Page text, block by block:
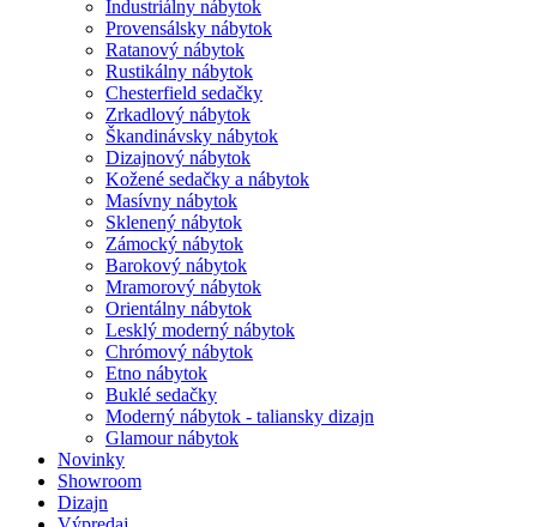
Industriálny nábytok
Provensálsky nábytok
Ratanový nábytok
Rustikálny nábytok
Chesterfield sedačky
Zrkadlový nábytok
Škandinávsky nábytok
Dizajnový nábytok
Kožené sedačky a nábytok
Masívny nábytok
Sklenený nábytok
Zámocký nábytok
Barokový nábytok
Mramorový nábytok
Orientálny nábytok
Lesklý moderný nábytok
Chrómový nábytok
Etno nábytok
Buklé sedačky
Moderný nábytok - taliansky dizajn
Glamour nábytok
Novinky
Showroom
Dizajn